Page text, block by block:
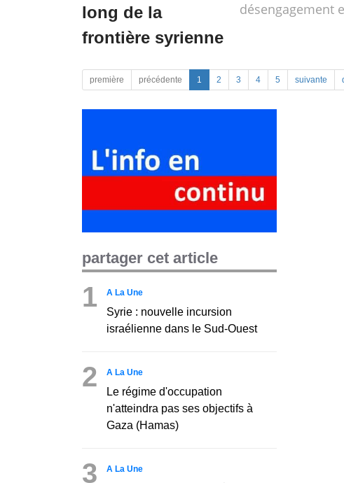
long de la
frontière syrienne
désengagement
première précédente 1 2 3 4 5 suivante
partager cet article
1 A La Une
Syrie : nouvelle incursion
israélienne dans le Sud-Ouest
2 A La Une
Le régime d'occupation
n'atteindra pas ses objectifs à
Gaza (Hamas)
3 A La Une